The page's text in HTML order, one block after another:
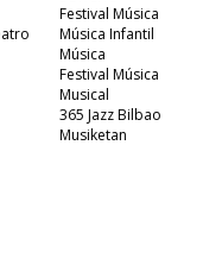
Festival Música
Música Infantil
Música
Festival Música
Musical
365 Jazz Bilbao
Musiketan